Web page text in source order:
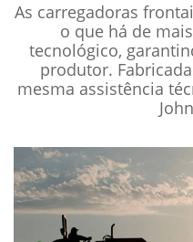
As carregadoras
o que há de
tecnológico,
produtor.
mesma assistência